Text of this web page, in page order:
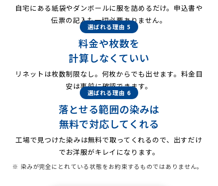
自宅にある紙袋やダンボールに服を詰めるだけ。申込書や
伝票の記入も一切必要ありません。
選ばれる理由 5
料金や枚数を
計算しなくていい
リネットは枚数制限なし。何枚からでも出せます。料金目
安は事前に確認できます。
選ばれる理由 6
落とせる範囲の染みは
無料で対応してくれる
工場で見つけた染みは無料で取ってくれるので、出すだけ
でお洋服がキレイになります。
※ 染みが完全にとれている状態をお約束するものではありません。